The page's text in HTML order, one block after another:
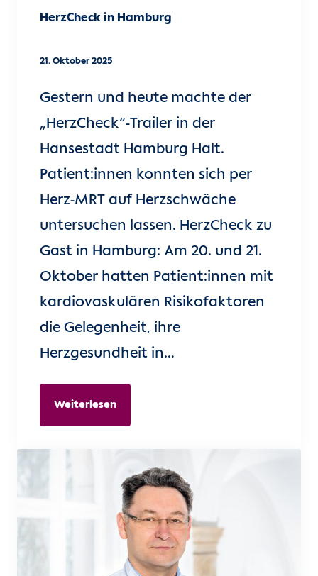
HerzCheck in Hamburg
21. Oktober 2025
Gestern und heute machte der
„HerzCheck“-Trailer in der
Hansestadt Hamburg Halt.
Patient:innen konnten sich per
Herz-MRT auf Herzschwäche
untersuchen lassen. HerzCheck zu
Gast in Hamburg: Am 20. und 21.
Oktober hatten Patient:innen mit
kardiovaskulären Risikofaktoren
die Gelegenheit, ihre
Herzgesundheit in…
Weiterlesen